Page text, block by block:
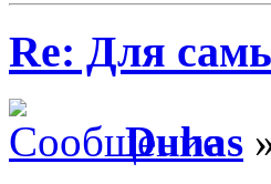
Re: Для
Duhas